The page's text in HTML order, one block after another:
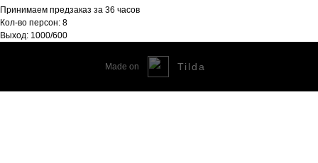
Принимаем предзаказ за 36 часов
Кол-во персон: 8
Выход: 1000/600
Made on Tilda